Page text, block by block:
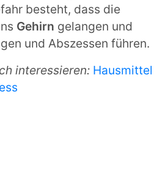
besteht, dass die
Gehirn gelangen und
und Abszessen führen.
interessieren: Hausmittel